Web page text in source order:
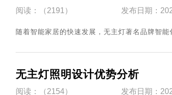
阅读：（2191） 发布日期：
随着智能家居的快速发展，无主灯著名品牌智
无主灯照明设计优势分析
阅读：（2154） 发布日期：